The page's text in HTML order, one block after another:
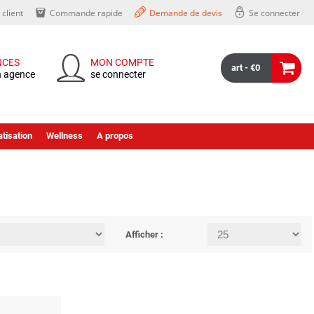
client Commande rapide Demande de devis Se connecter
agence
MON COMPTE
se connecter
art - €0
Wellness A propos
Afficher :